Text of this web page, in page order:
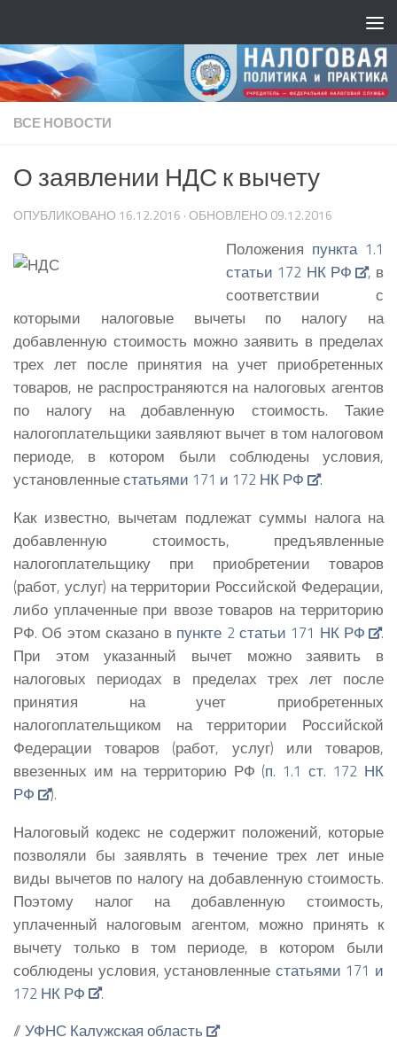
ВСЕ НОВОСТИ
О заявлении НДС к вычету
ОПУБЛИКОВАНО 16.12.2016 · ОБНОВЛЕНО 09.12.2016
Положения пункта 1.1
статьи 172 НК РФ
, в
соответствии с
которыми налоговые вычеты по налогу на
добавленную стоимость можно заявить в пределах
трех лет после принятия на учет приобретенных
товаров, не распространяются на налоговых агентов
по налогу на добавленную стоимость. Такие
налогоплательщики заявляют вычет в том налоговом
периоде, в котором были соблюдены условия,
установленныестатьями 171 и 172 НК РФ
.
Как известно, вычетам подлежат суммы налога на
добавленную стоимость, предъявленные
налогоплательщику при приобретении товаров
(работ, услуг) на территории Российской Федерации,
либо уплаченные при ввозе товаров на территорию
РФ. Об этом сказано в пункте 2 статьи 171 НК РФ
.
При этом указанный вычет можно заявить в
налоговых периодах в пределах трех лет после
принятия на учет приобретенных
налогоплательщиком на территории Российской
Федерации товаров (работ, услуг) или товаров,
ввезенных им на территорию РФ (п. 1.1 ст. 172 НК
РФ
).
Налоговый кодекс не содержит положений, которые
позволяли бы заявлять в течение трех лет иные
виды вычетов по налогу на добавленную стоимость.
Поэтому налог на добавленную стоимость,
уплаченный налоговым агентом, можно принять к
вычету только в том периоде, в котором были
соблюдены условия, установленные статьями 171 и
172 НК РФ
.
// УФНС Калужская область